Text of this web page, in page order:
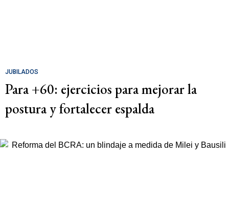
JUBILADOS
Para +60: ejercicios para mejorar la
postura y fortalecer espalda